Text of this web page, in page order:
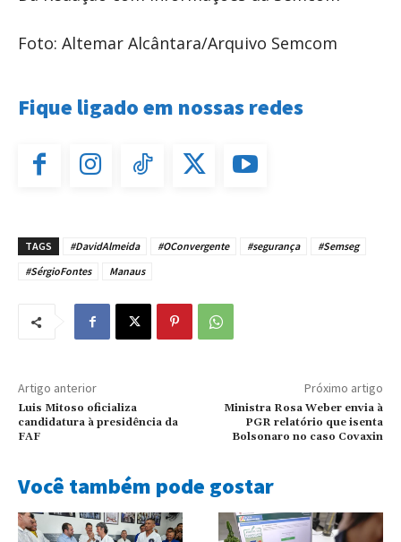
Foto: Altemar Alcântara/Arquivo Semcom
Fique ligado em nossas redes
TAGS #DavidAlmeida #OConvergente #segurança
#Semseg
#SérgioFontes
Manaus
Artigo anterior
Luis Mitoso oficializa
candidatura à presidência da
FAF
Próximo artigo
Ministra Rosa Weber envia à
PGR relatório que isenta
Bolsonaro no caso Covaxin
Você também pode gostar